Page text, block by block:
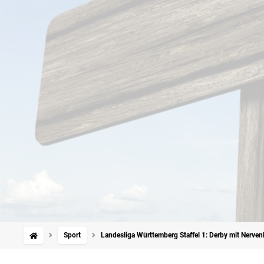
Sport Landesliga Württemberg Staffel 1: Derby mit